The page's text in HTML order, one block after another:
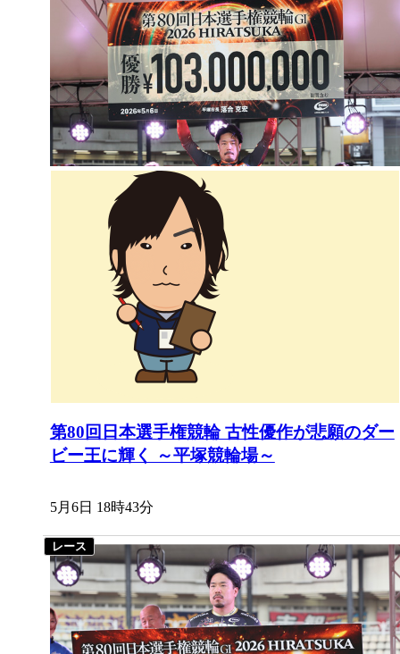
第80回日本選手権競輪 古性優作が悲願のダー
ビー王に輝く ～平塚競輪場～
5月6日 18時43分